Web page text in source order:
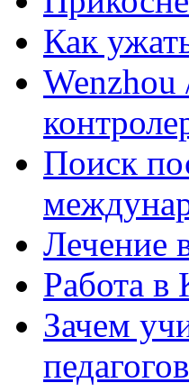
Как
Wenzhou
Поиск
Лечение
Работа в
Зачем